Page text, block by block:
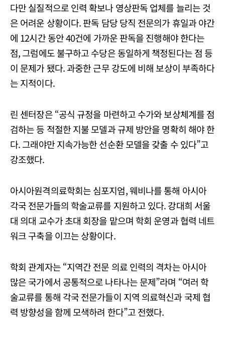
다만 실질적으로 인력 확보나 영상판독 업체를 늘리는 것
은 어려운 상황이다. 판독 담당 당직 전문의가 휴일과 야간
에 12시간 동안 40건에 가까운 판독을 진행해야 한다는
점, 그럼에도 불구하고 수당은 동일하게 책정된다는 점 등
이 문제가 됐다. 과중한 근무 강도에 비해 보상이 부족하다
는 지적이다.
린 센터장은 “공식 규정을 마련하고 수가와 보상체계를 점
검하는 등 적절한 지불 모델과 규제 방안을 명확히 해야 한
다. 그래야만 지속가능한 선순환 모델을 갖출 수 있다”고
강조했다.
아시아원격의료학회는 심포지엄, 웨비나를 통해 아시아
각국 전문가들의 학술교류를 지원하고 있다. 강대희 서울
대 의대 교수가 초대 회장을 맡으며 학회 운영과 협력 네트
워크 구축을 이끄는 상황이다.
학회 관계자는 “지역간 전문 의료 인력의 격차는 아시아
많은 국가에서 공통적으로 나타나는 문제”라며 “여러 학
술교류를 통해 각국 전문가들이 지역 의료혁신과 국제 협
력 방향성을 함께 모색하려 한다”고 전했다.